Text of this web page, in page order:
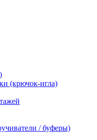
(крючок-игла)
/ буферы)